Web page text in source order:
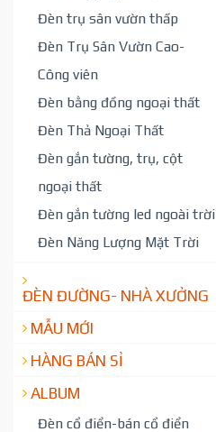
Đèn trụ sân vườn thấp
Đèn Trụ Sân Vườn Cao-
Công viên
Đèn bằng đồng ngoại thất
Đèn Thả Ngoại Thất
Đèn gắn tường, trụ, cột
ngoại thất
Đèn gắn tường led ngoài trời
Đèn Năng Lượng Mặt Trời
ĐÈN ĐƯỜNG- NHÀ XƯỞNG
MẪU MỚI
HÀNG BÁN SỈ
ALBUM
Đèn cổ điển-bán cổ điển